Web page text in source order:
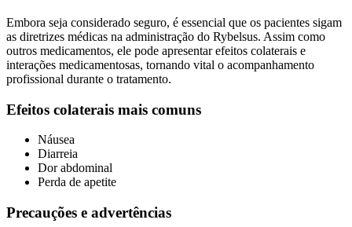
Embora seja considerado seguro, é essencial que os pacientes sigam
as diretrizes médicas na administração do Rybelsus. Assim como
outros medicamentos, ele pode apresentar efeitos colaterais e
interações medicamentosas, tornando vital o acompanhamento
profissional durante o tratamento.
Efeitos colaterais mais comuns
Náusea
Diarreia
Dor abdominal
Perda de apetite
Precauções e advertências